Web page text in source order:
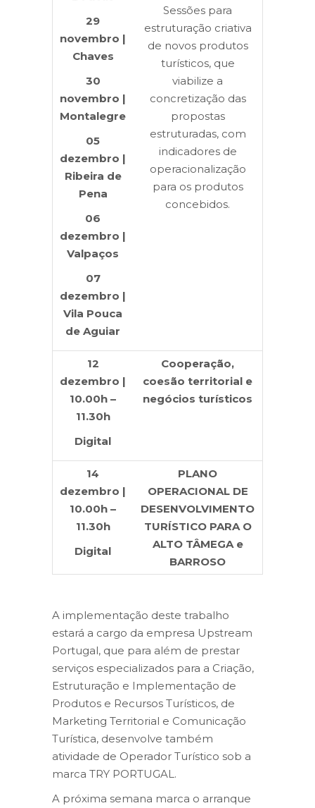
29
novembro |
Chaves
30
novembro |
Montalegre
05
dezembro |
Ribeira de
Pena
06
dezembro |
Valpaços
07
dezembro |
Vila Pouca
de Aguiar
Sessões para
estruturação criativa
de novos produtos
turísticos, que
viabilize a
concretização das
propostas
estruturadas, com
indicadores de
operacionalização
para os produtos
concebidos.
12
dezembro |
10.00h –
11.30h
Digital
Cooperação,
coesão territorial e
negócios turísticos
14
dezembro |
10.00h –
11.30h
Digital
PLANO
OPERACIONAL DE
DESENVOLVIMENTO
TURÍSTICO PARA O
ALTO TÂMEGA e
BARROSO
A implementação deste trabalho
estará a cargo da empresa Upstream
Portugal, que para além de prestar
serviços especializados para a Criação,
Estruturação e Implementação de
Produtos e Recursos Turísticos, de
Marketing Territorial e Comunicação
Turística, desenvolve também
atividade de Operador Turístico sob a
marca TRY PORTUGAL.
A próxima semana marca o arranque